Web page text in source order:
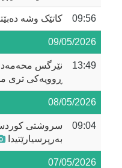
09:56 کاتێک وشە
09/05/2026
13:49
نێرگس
ڕوویەکی تری
08/05/2026
09:04
سروشتی
بەرپرسیارێتیدا
07/05/2026